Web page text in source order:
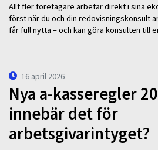
Allt fler företagare arbetar direkt i sina
först när du och din redovisningskonsult
får full nytta – och kan göra konsulten till
16 april 2026
Nya a-kasseregler
innebär det för
arbetsgivarintyget?